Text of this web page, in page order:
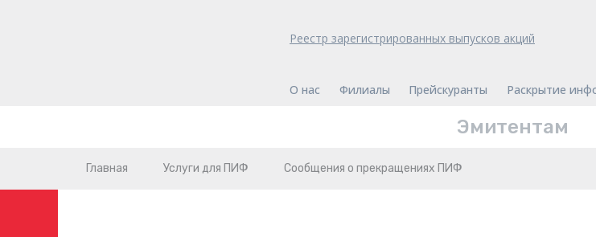
Реестр зарегистрированных выпусков акций
О нас Филиалы Прейскуранты Раскрытие
Эмитентам
Главная Услуги для ПИФ Сообщения о прекращениях ПИФ